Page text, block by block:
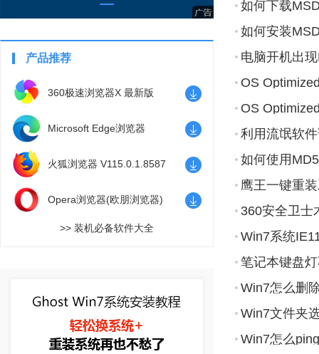
产品推荐
360极速浏览器X 最新版
V22.3.3087.64
Microsoft Edge浏览器
V133.0.3065.82 官方版
火狐浏览器 V115.0.1.8587
正式版
Opera浏览器(欧朋浏览器)
V119.0.5497.29 官方正式版
>> 装机必备软件大全
如何下载
如何安装
电脑开机出
OS
OS
别？
利用流氓软
如何使用
鹰王一键重
360安全卫士
Win7系统
笔记本键盘
Win7怎么删
Win7文件夹
Win7怎么